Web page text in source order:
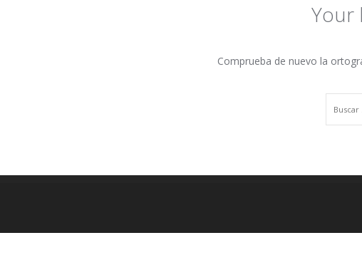
Your
Comprueba de nuevo la